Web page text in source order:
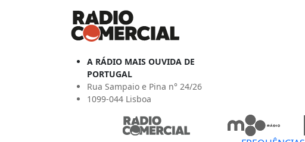
A RÁDIO MAIS OUVIDA DE
PORTUGAL
Rua Sampaio e Pina n° 24/26
1099-044 Lisboa